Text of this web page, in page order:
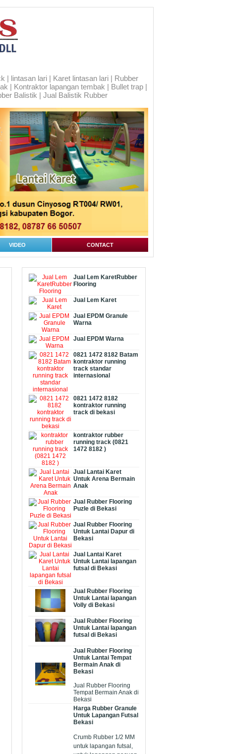
| lintasan lari | Karet lintasan lari | Rubber
| Kontraktor lapangan tembak | Bullet trap |
Balistik | Jual Balistik Rubber
VIDEO CONTACT
Jual Lem KaretRubber
Flooring
Jual Lem Karet
Jual EPDM Granule
Warna
Jual EPDM Warna
0821 1472 8182 Batam
kontraktor running
track standar
internasional
0821 1472 8182
kontraktor running
track di bekasi
kontraktor rubber
running track (0821
1472 8182 )
Jual Lantai Karet
Untuk Arena Bermain
Anak
Jual Rubber Flooring
Puzle di Bekasi
Jual Rubber Flooring
Untuk Lantai Dapur di
Bekasi
Jual Lantai Karet
Untuk Lantai lapangan
futsal di Bekasi
Jual Rubber Flooring
Untuk Lantai lapangan
Volly di Bekasi
Jual Rubber Flooring
Untuk Lantai lapangan
futsal di Bekasi
Jual Rubber Flooring
Untuk Lantai Tempat
Bermain Anak di
Bekasi
Jual Rubber Flooring
Tempat Bermain Anak di
Bekasi
Harga Rubber Granule
Untuk Lapangan Futsal
Bekasi
Crumb Rubber 1/2 MM
untuk lapangan futsal,